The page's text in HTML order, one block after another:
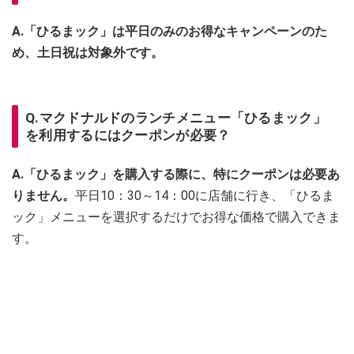
A.「ひるまック」は平日のみのお得なキャンペーンのた
め、土日祝は対象外です。
Q.マクドナルドのランチメニュー「ひるまック」
を利用するにはクーポンが必要？
A.「ひるまック」を購入する際に、特にクーポンは必要あ
りません。 平日10：30～14：00に店舗に行き、「ひるま
ック」メニューを選択するだけでお得な価格で購入できま
す。